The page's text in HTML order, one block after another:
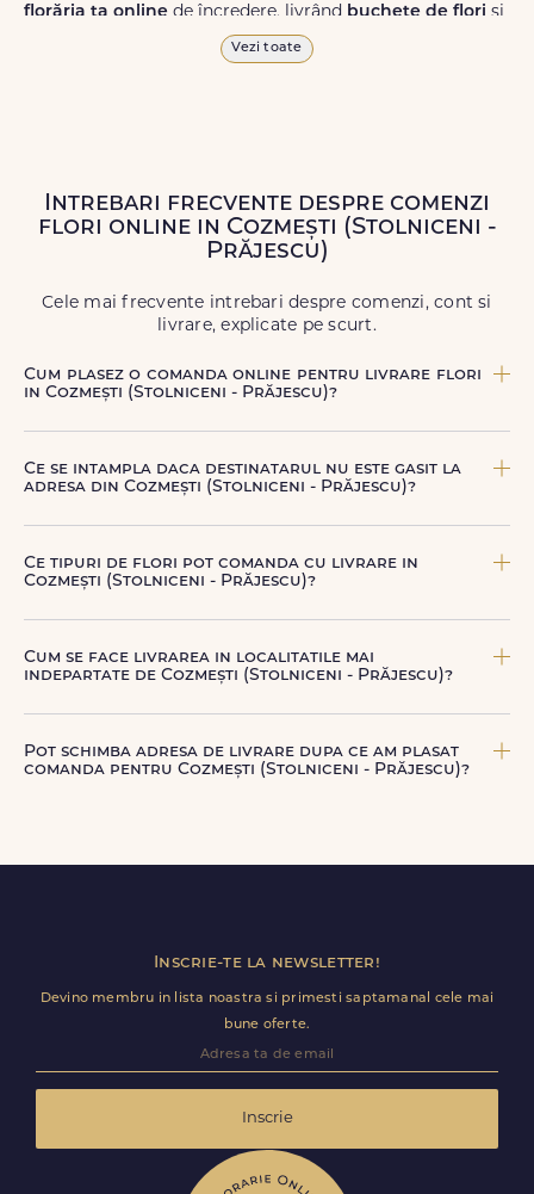
florăria ta online de încredere, livrând buchete de flori și
de calitate superioară în Cozmești
(Stolniceni - Prăjescu) și în toată România.
Livrăm buchete de flori chiar și în weekend, pentru ca tu
să poți adresa un gest frumos atunci când ai nevoie.
Vezi toate
Intrebari frecvente despre comenzi
flori online in Cozmești (Stolniceni -
Prăjescu)
Cele mai frecvente intrebari despre comenzi, cont si
livrare, explicate pe scurt.
Cum plasez o comanda online pentru livrare flori
in Cozmești (Stolniceni - Prăjescu)?
produsul dorit, data si intervalul de livrare si adresa din
Cozmești (Stolniceni - Prăjescu). sau poti plasa comanda
Ce se intampla daca destinatarul nu este gasit la
adresa din Cozmești (Stolniceni - Prăjescu)?
numarul de telefon oferit. Daca nu poate preda comanda,
te contactam pentru o solutie rapida (reprogramare sau
Ce tipuri de flori pot comanda cu livrare in
Cozmești (Stolniceni - Prăjescu)?
aniversari, onomastici, sarbatori, evenimente speciale sau
gesturi spontane, toate create din flori naturale proaspete.
Cum se face livrarea in localitatile mai
indepartate de Cozmești (Stolniceni - Prăjescu)?
nostri dedicati sau ai optiunea de livrare la cutie, prin
firma de curierat, cu un cost mai avantajos si ambalare
Pot schimba adresa de livrare dupa ce am plasat
comanda pentru Cozmești (Stolniceni - Prăjescu)?
livrare pentru Cozmești (Stolniceni - Prăjescu).
Inscrie-te la newsletter!
Devino membru in lista noastra si primesti saptamanal cele mai
bune oferte.
Inscrie